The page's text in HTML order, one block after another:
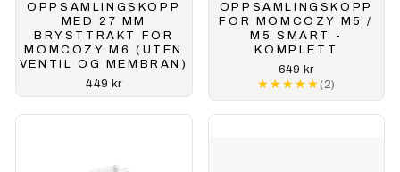
OPPSAMLINGSKOPP
MED 27 MM
BRYSTTRAKT FOR
MOMCOZY M6 (UTEN
VENTIL OG MEMBRAN)
449 kr
OPPSAMLINGSKOPP
FOR MOMCOZY M5 /
M5 SMART -
KOMPLETT
649 kr
★★★★★
★★★★★ (2)